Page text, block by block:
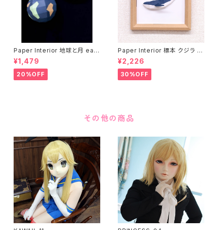
Paper Interior 地球と月 eart
h and moon
¥1,479
20%OFF
Paper Interior 標本 クジラ s
pecimen whale
¥2,226
30%OFF
その他の商品